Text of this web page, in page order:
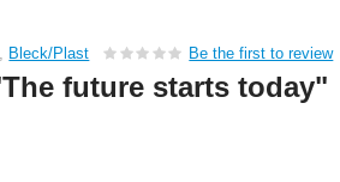
Bleck/Plast Be the first to review
future starts today"